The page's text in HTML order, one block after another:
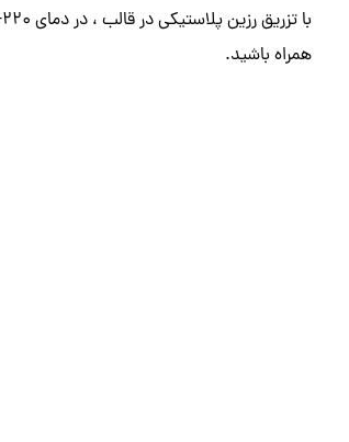
با تزریق رزین پلاستیکی در قالب ، در دمای 220-230 درجه و انتظار برای سفت شدن تولید می شود. برای
همراه باشید.